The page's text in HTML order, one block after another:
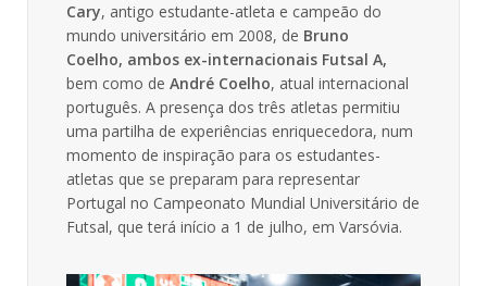
Cary, antigo estudante-atleta e campeão do
mundo universitário em 2008, de Bruno
Coelho, ambos ex-internacionais Futsal A,
bem como de André Coelho, atual internacional
português. A presença dos três atletas permitiu
uma partilha de experiências enriquecedora, num
momento de inspiração para os estudantes-
atletas que se preparam para representar
Portugal no Campeonato Mundial Universitário de
Futsal, que terá início a 1 de julho, em Varsóvia.